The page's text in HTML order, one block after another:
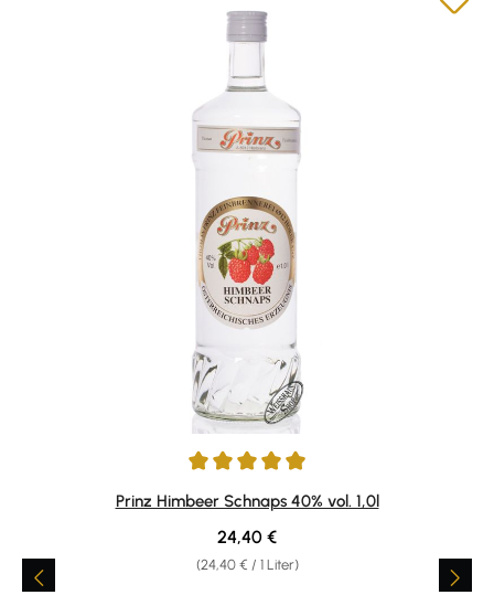
Durchschnittliche Bewertung von 4.89 von 5 Sternen
Prinz Himbeer Schnaps 40% vol. 1,0l
(24,40 € / 1 Liter)
Regulärer Preis:
24,40 €